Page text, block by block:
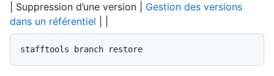
| Suppression d’une version | Gestion des versions
dans un référentiel
stafftools branch restore